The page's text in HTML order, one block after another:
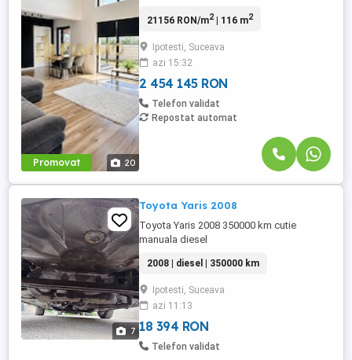
Promovat 20
Ipotesti, in apropiere de Lidl, intr-o zona
conectata cu municipiul Suceava.
Proprietatea este construita pe un teren de
400 mp si dispune de o suprafata ...
21156 RON/m2| 116 m2
Ipotesti, Suceava
azi 15:32
2 454 145 RON
Telefon validat
Repostat automat
7
Toyota Yaris 2008
Toyota Yaris 2008 350000 km cutie
manuala diesel
2008 | diesel | 350000 km
Ipotesti, Suceava
azi 11:13
18 394 RON
Telefon validat